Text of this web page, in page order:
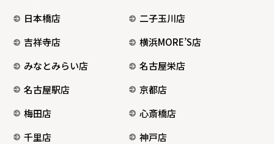
日本橋店
二子玉川店
吉祥寺店
横浜MORE’S店
みなとみらい店
名古屋栄店
名古屋駅店
京都店
梅田店
心斎橋店
千里店
神戸店